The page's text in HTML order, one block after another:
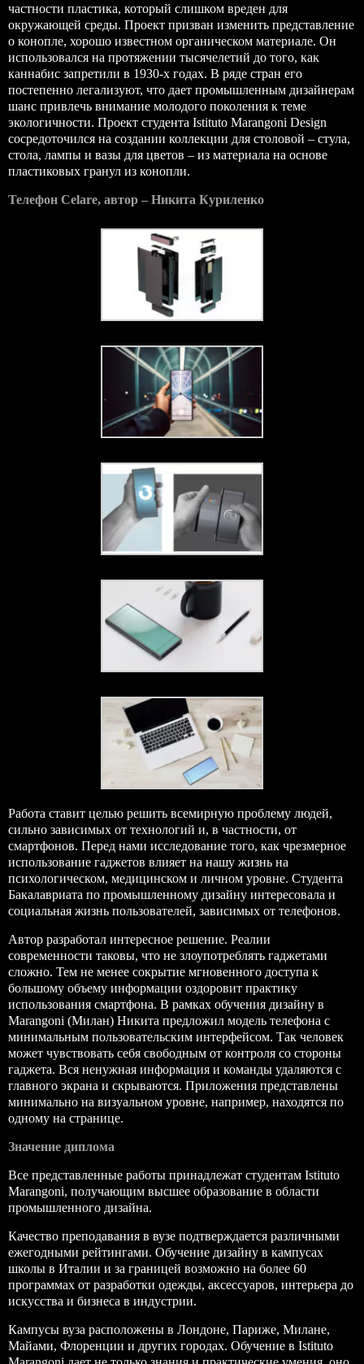
частности пластика, который слишком вреден для
окружающей среды. Проект призван изменить представление
о конопле, хорошо известном органическом материале. Он
использовался на протяжении тысячелетий до того, как
каннабис запретили в 1930-х годах. В ряде стран его
постепенно легализуют, что дает промышленным дизайнерам
шанс привлечь внимание молодого поколения к теме
экологичности. Проект студента Istituto Marangoni Design
сосредоточился на создании коллекции для столовой – стула,
стола, лампы и вазы для цветов – из материала на основе
пластиковых гранул из конопли.
Телефон Celare, автор – Никита Куриленко
Работа ставит целью решить всемирную проблему людей,
сильно зависимых от технологий и, в частности, от
смартфонов. Перед нами исследование того, как чрезмерное
использование гаджетов влияет на нашу жизнь на
психологическом, медицинском и личном уровне. Студента
Бакалавриата по промышленному дизайну интересовала и
социальная жизнь пользователей, зависимых от телефонов.
Автор разработал интересное решение. Реалии
современности таковы, что не злоупотреблять гаджетами
сложно. Тем не менее сокрытие мгновенного доступа к
большому объему информации оздоровит практику
использования смартфона. В рамках обучения дизайну в
Marangoni (Милан) Никита предложил модель телефона с
минимальным пользовательским интерфейсом. Так человек
может чувствовать себя свободным от контроля со стороны
гаджета. Вся ненужная информация и команды удаляются с
главного экрана и скрываются. Приложения представлены
минимально на визуальном уровне, например, находятся по
одному на странице.
Значение диплома
Все представленные работы принадлежат студентам Istituto
Marangoni, получающим высшее образование в области
промышленного дизайна.
Качество преподавания в вузе подтверждается различными
ежегодными рейтингами. Обучение дизайну в кампусах
школы в Италии и за границей возможно на более 60
программах от разработки одежды, аксессуаров, интерьера до
искусства и бизнеса в индустрии.
Кампусы вуза расположены в Лондоне, Париже, Милане,
Майами, Флоренции и других городах. Обучение в Istituto